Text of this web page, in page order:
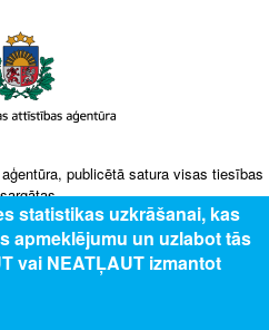
publicētā satura visas tiesības
statistikas uzkrāšanai, kas
apmeklējumu un uzlabot tās
vai NEATĻAUT izmantot